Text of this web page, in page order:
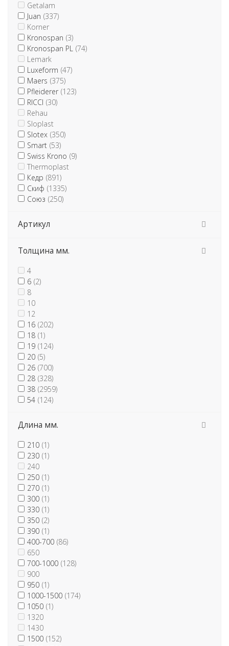
Getalam
Juan (337)
Korner
Kronospan (3)
Kronospan PL (74)
Lemark
Luxeform (47)
Maers (375)
Pfleiderer (123)
RICCI (30)
Rehau
Sloplast
Slotex (350)
Smart (53)
Swiss Krono (9)
Thermoplast
Кедр (891)
Скиф (1335)
Союз (250)
Артикул
Толщина мм.
4
6 (2)
8
10
12
16 (202)
18 (1)
19 (124)
20 (5)
26 (700)
28 (328)
38 (2959)
54 (124)
Длина мм.
210 (1)
230 (1)
240
250 (1)
270 (1)
300 (1)
330 (1)
350 (2)
390 (1)
400-700 (86)
650
700-1000 (128)
900
950 (1)
1000-1500 (174)
1050 (1)
1320
1430
1500 (152)